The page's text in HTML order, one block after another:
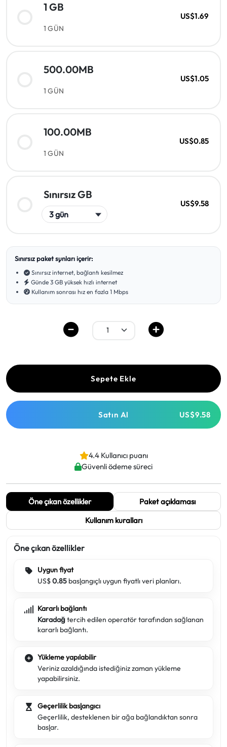
1 GB
1 GÜN
US$1.69
500.00MB
1 GÜN
US$1.05
100.00MB
1 GÜN
US$0.85
Sınırsız GB
US$9.58
Sınırsız paket şunları içerir:
Sınırsız internet, bağlantı kesilmez
Günde 3 GB yüksek hızlı internet
Kullanım sonrası hız en fazla 1 Mbps
Sepete Ekle
Satın Al US$9.58
4.4 Kullanıcı puanı
Güvenli ödeme süreci
Öne çıkan özellikler
Paket açıklaması
Kullanım kuralları
Öne çıkan özellikler
Uygun fiyat
US$0.85 başlangıçlı uygun fiyatlı veri planları.
Kararlı bağlantı
Karadağtercih edilen operatör tarafından sağlanan
kararlı bağlantı.
Yükleme yapılabilir
Veriniz azaldığında istediğiniz zaman yükleme
yapabilirsiniz.
Geçerlilik başlangıcı
Geçerlilik, desteklenen bir ağa bağlandıktan sonra
başlar.